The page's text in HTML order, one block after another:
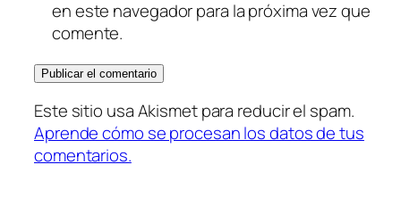
en este navegador para la próxima vez que
comente.
Este sitio usa Akismet para reducir el spam.
Aprende cómo se procesan los datos de tus
comentarios.